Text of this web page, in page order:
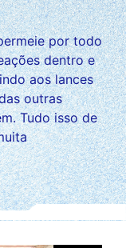
por todo
dentro e
aos lances
outras
Tudo isso de